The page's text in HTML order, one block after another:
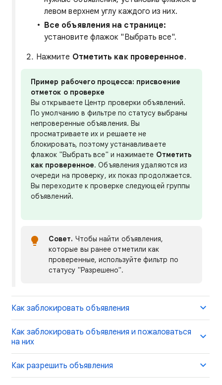
левом верхнем углу каждого из них.
Все объявления на странице:
установите флажок "Выбрать все".
Нажмите Отметить как проверенное.
Пример рабочего процесса: присвоение
отметок о проверке
Вы открываете Центр проверки объявлений.
По умолчанию в фильтре по статусу выбраны
непроверенные объявления. Вы
просматриваете их и решаете не
блокировать, поэтому устанавливаете
флажок "Выбрать все" и нажимаете Отметить
как проверенное. Объявления удаляются из
очереди на проверку, их показ продолжается.
Вы переходите к проверке следующей группы
объявлений.
Совет. Чтобы найти объявления,
которые вы ранее отметили как
проверенные, используйте фильтр по
статусу "Разрешено".
Как заблокировать объявления
Как заблокировать объявления и пожаловаться
на них
Как разрешить объявления